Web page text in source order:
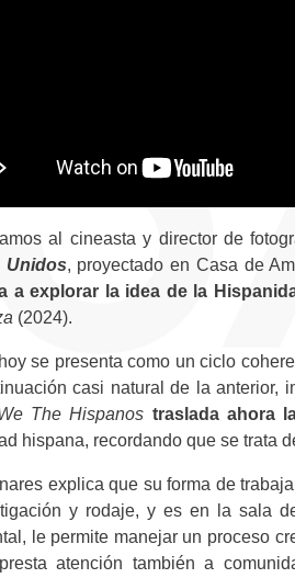
al cineasta y director de
Unidos, proyectado en Casa de
a explorar la idea de la
(2024).
se presenta como un ciclo
casi natural de la anterior,
The Hispanos traslada ahora
hispana, recordando que se trata
explica que su forma de
y rodaje, y es en la sala
le permite manejar un proceso
presta atención también a